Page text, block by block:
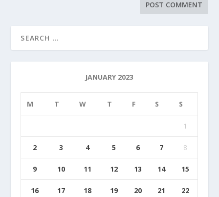
JANUARY 2023
M T W T F S S
1
2 3 4 5 6 7 8
9 10 11 12 13 14 15
16 17 18 19 20 21 22